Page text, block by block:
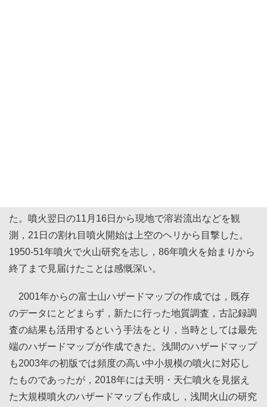
た。噴火翌日の11月16日から現地で溶岩流出などを観
測，21日の割れ目噴火開始は上空のヘリから目撃した。
1950-51年噴火で火山研究を志し，86年噴火を始まりから
終了まで見届けたことは感慨深い。
2001年からの富士山ハザードマップの作成では，既存
のデータにとどまらず，新たに行った地質調査，古記録調
査の結果も活用するという手法をとり，当時としては最先
端のハザードマップが作成できた。浅間のハザードマップ
も2003年の初版では頻度の高い中小規模の噴火に対応し
たものであったが，2018年には天明・天仁噴火を見据え
た大規模噴火のハザードマップも作成し，浅間火山の研究